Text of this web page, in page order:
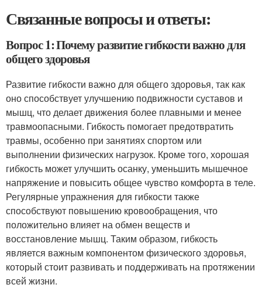
Связанные вопросы и ответы:
Вопрос 1: Почему развитие гибкости важно для
общего здоровья
Развитие гибкости важно для общего здоровья, так как
оно способствует улучшению подвижности суставов и
мышц, что делает движения более плавными и менее
травмоопасными. Гибкость помогает предотвратить
травмы, особенно при занятиях спортом или
выполнении физических нагрузок. Кроме того, хорошая
гибкость может улучшить осанку, уменьшить мышечное
напряжение и повысить общее чувство комфорта в теле.
Регулярные упражнения для гибкости также
способствуют повышению кровообращения, что
положительно влияет на обмен веществ и
восстановление мышц. Таким образом, гибкость
является важным компонентом физического здоровья,
который стоит развивать и поддерживать на протяжении
всей жизни.